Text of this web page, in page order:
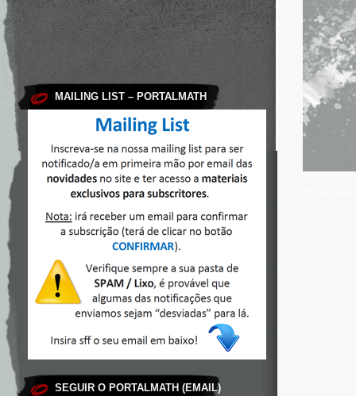
MAILING LIST – PORTALMATH
SEGUIR O PORTALMATH (EMAIL)